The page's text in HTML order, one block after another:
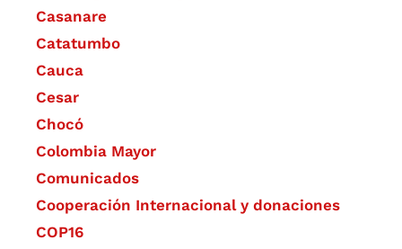
Casanare
Catatumbo
Cauca
Cesar
Chocó
Colombia Mayor
Comunicados
Cooperación Internacional y donaciones
COP16